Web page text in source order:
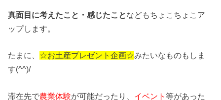
真面目に考えたこと・感じたことなどもちょこちょこア
ップします。
たまに、 ☆お土産プレゼント企画☆みたいなものもしま
す(^^)/
滞在先で農業体験が可能だったり、 イベント等があった